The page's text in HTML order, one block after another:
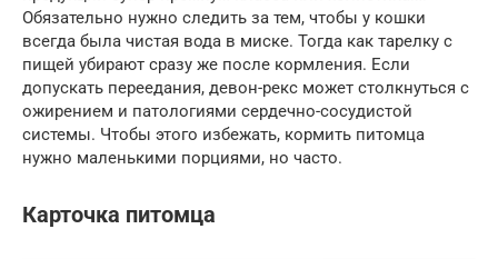
Обязательно нужно следить за тем, чтобы у кошки
всегда была чистая вода в миске. Тогда как тарелку с
пищей убирают сразу же после кормления. Если
допускать переедания, девон-рекс может столкнуться с
ожирением и патологиями сердечно-сосудистой
системы. Чтобы этого избежать, кормить питомца
нужно маленькими порциями, но часто.
Карточка питомца